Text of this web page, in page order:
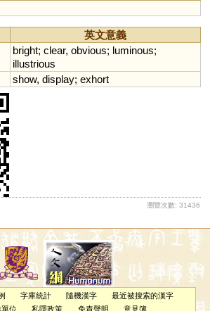
英文意義
bright; clear, obvious; luminous;
illustrious
show, display; exhort
瀏覽次數: 31436
字庫統計 隨機漢字
最近被搜索的漢字
位 私隱政策 免責聲明 意見簿